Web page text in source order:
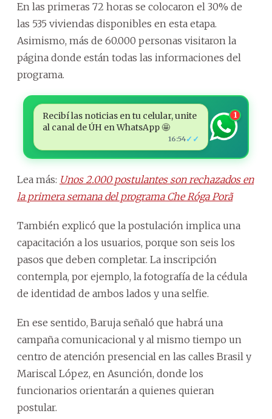
En las primeras 72 horas se colocaron el 30% de
las 535 viviendas disponibles en esta etapa.
Asimismo, más de 60.000 personas visitaron la
página donde están todas las informaciones del
programa.
Recibí las noticias en tu celular, unite
al canal de ÚH en WhatsApp 🤩
16:54✓✓
1
Lea más: Unos 2.000 postulantes son rechazados en
la primera semana del programa Che Róga Porã
También explicó que la postulación implica una
capacitación a los usuarios, porque son seis los
pasos que deben completar. La inscripción
contempla, por ejemplo, la fotografía de la cédula
de identidad de ambos lados y una selfie.
En ese sentido, Baruja señaló que habrá una
campaña comunicacional y al mismo tiempo un
centro de atención presencial en las calles Brasil y
Mariscal López, en Asunción, donde los
funcionarios orientarán a quienes quieran
postular.